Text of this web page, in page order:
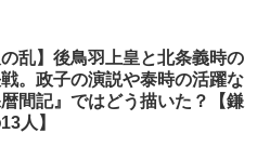
の乱】後鳥羽上皇と北条義時の
。政子の演説や泰時の活躍な
間記』ではどう描いた？【鎌
人】